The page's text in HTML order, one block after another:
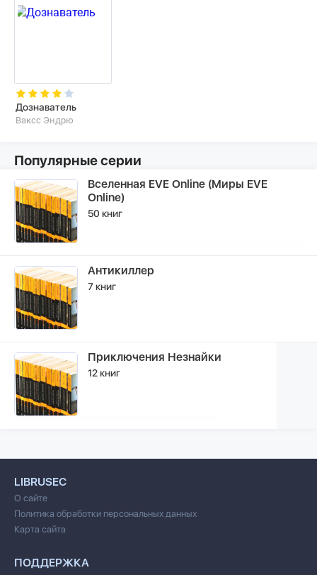
Дознаватель
Ваксс Эндрю
Популярные серии
Вселенная EVE Online (Миры EVE
Online)
50 книг
Антикиллер
7 книг
Приключения Незнайки
12 книг
LIBRUSEC
О сайте
Политика обработки персональных данных
Карта сайта
ПОДДЕРЖКА